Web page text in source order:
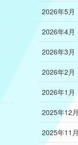
2026年5月
2026年4月
2026年3月
2026年2月
2026年1月
2025年12月
2025年11月